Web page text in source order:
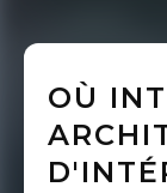
OÙ